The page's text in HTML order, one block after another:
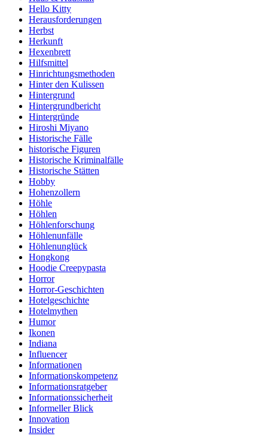
Hello Kitty
Herausforderungen
Herbst
Herkunft
Hexenbrett
Hilfsmittel
Hinrichtungsmethoden
Hinter den Kulissen
Hintergrund
Hintergrundbericht
Hintergründe
Hiroshi Miyano
Historische Fälle
historische Figuren
Historische Kriminalfälle
Historische Stätten
Hobby
Hohenzollern
Höhle
Höhlen
Höhlenforschung
Höhlenunfälle
Höhlenunglück
Hongkong
Hoodie Creepypasta
Horror
Horror-Geschichten
Hotelgeschichte
Hotelmythen
Humor
Ikonen
Indiana
Influencer
Informationen
Informationskompetenz
Informationsratgeber
Informationssicherheit
Informeller Blick
Innovation
Insider